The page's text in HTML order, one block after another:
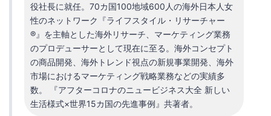
役社長に就任。70カ国100地域600人の海外日本人女
性のネットワーク『ライフスタイル・リサーチャー
®』を主軸とした海外リサーチ、マーケティング業務
のプロデューサーとして現在に至る。海外コンセプト
の商品開発、海外トレンド視点の新規事業開発、海外
市場におけるマーケティング戦略業務などの実績多
数。 『アフターコロナのニュービジネス大全 新しい
生活様式×世界15カ国の先進事例』共著者。